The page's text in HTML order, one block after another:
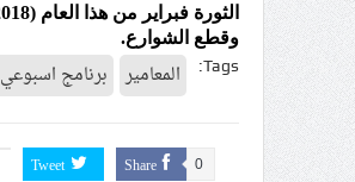
وقطع الشوارع.
Tags: المعامير برنامج اسبوعي
Share 0
Tweet